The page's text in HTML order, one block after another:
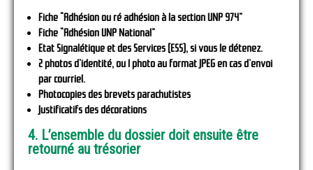
Fiche “Adhésion ou ré adhésion à la section UNP 974”
Fiche “Adhésion UNP National”
Etat Signalétique et des Services (ESS), si vous le détenez.
2 photos d’identité, ou 1 photo au format JPEG en cas d’envoi
par courriel.
Photocopies des brevets parachutistes
Justificatifs des décorations
4. L’ensemble du dossier doit ensuite être
retourné au trésorier